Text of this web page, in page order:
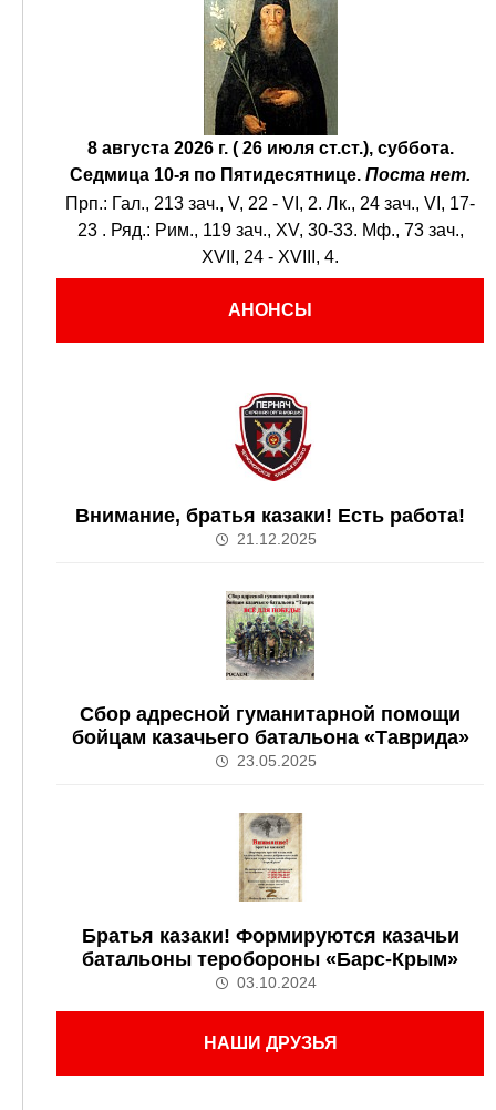
8 августа 2026 г. ( 26 июля ст.ст.), суббота.
Седмица 10-я по Пятидесятнице. Поста нет.
Прп.: Гал., 213 зач., V, 22 - VI, 2. Лк., 24 зач., VI, 17-
23 . Ряд.: Рим., 119 зач., XV, 30-33. Мф., 73 зач.,
XVII, 24 - XVIII, 4.
АНОНСЫ
Внимание, братья казаки! Есть работа!
21.12.2025
Сбор адресной гуманитарной помощи
бойцам казачьего батальона «Таврида»
23.05.2025
Братья казаки! Формируются казачьи
батальоны теробороны «Барс-Крым»
03.10.2024
НАШИ ДРУЗЬЯ